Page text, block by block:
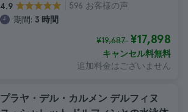
4.9
596 お客様の声
期間: 3 時間
¥19,687 ¥17,898
キャンセル料無料
追加料金はございません
プラヤ・デル・カルメン デルフィヌ